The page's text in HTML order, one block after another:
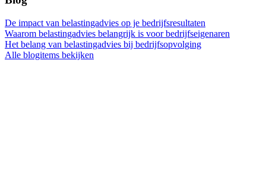
De impact van belastingadvies op je bedrijfsresultaten
Waarom belastingadvies belangrijk is voor bedrijfseigenaren
Het belang van belastingadvies bij bedrijfsopvolging
Alle blogitems bekijken